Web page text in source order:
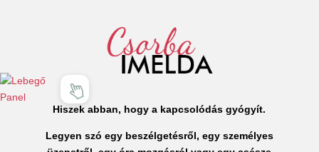
Hiszek abban, hogy a kapcsolódás gyógyít.
Legyen szó egy beszélgetésről, egy személyes